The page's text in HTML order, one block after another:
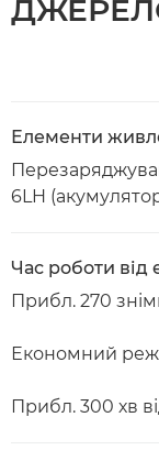
Елементи
6LH
Час роботи
Прибл. 270
Економний
Прибл. 300 хв